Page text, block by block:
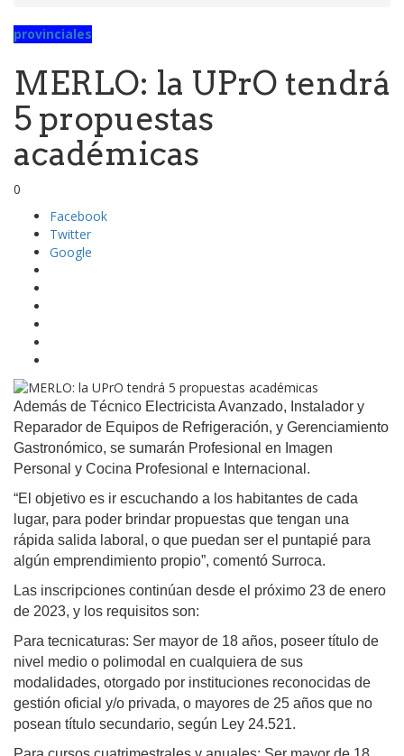
provinciales
MERLO: la UPrO tendrá
5 propuestas
académicas
0
Facebook
Twitter
Google
Además de Técnico Electricista Avanzado, Instalador y
Reparador de Equipos de Refrigeración, y Gerenciamiento
Gastronómico, se sumarán Profesional en Imagen
Personal y Cocina Profesional e Internacional.
“El objetivo es ir escuchando a los habitantes de cada
lugar, para poder brindar propuestas que tengan una
rápida salida laboral, o que puedan ser el puntapié para
algún emprendimiento propio”, comentó Surroca.
Las inscripciones continúan desde el próximo 23 de enero
de 2023, y los requisitos son:
Para tecnicaturas: Ser mayor de 18 años, poseer título de
nivel medio o polimodal en cualquiera de sus
modalidades, otorgado por instituciones reconocidas de
gestión oficial y/o privada, o mayores de 25 años que no
posean título secundario, según Ley 24.521.